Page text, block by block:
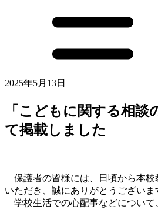
2025年5月13日
「こどもに関する相談
て掲載しました
保護者の皆様には、日頃から本校
いただき、誠にありがとうございま
学校生活での心配事などについて